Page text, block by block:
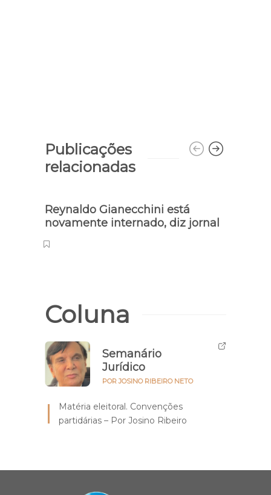
Publicações
relacionadas
Reynaldo Gianecchini está
novamente internado, diz jornal
Coluna
Semanário
Jurídico
POR JOSINO RIBEIRO NETO
Matéria eleitoral. Convenções
partidárias – Por Josino Ribeiro